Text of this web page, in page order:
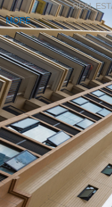
REAL
MORE